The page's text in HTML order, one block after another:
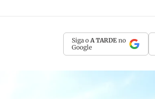
Siga o A TARDE no
Google